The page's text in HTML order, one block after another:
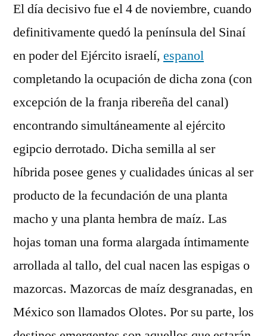
El día decisivo fue el 4 de noviembre, cuando
definitivamente quedó la península del Sinaí
en poder del Ejército israelí, espanol
completando la ocupación de dicha zona (con
excepción de la franja ribereña del canal)
encontrando simultáneamente al ejército
egipcio derrotado. Dicha semilla al ser
híbrida posee genes y cualidades únicas al ser
producto de la fecundación de una planta
macho y una planta hembra de maíz. Las
hojas toman una forma alargada íntimamente
arrollada al tallo, del cual nacen las espigas o
mazorcas. Mazorcas de maíz desgranadas, en
México son llamados Olotes. Por su parte, los